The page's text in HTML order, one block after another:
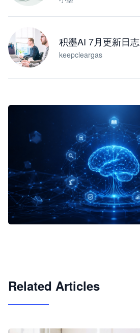
积墨AI 7月更新日志
keepcleargas
Related Articles